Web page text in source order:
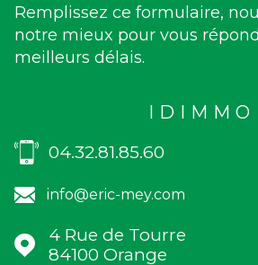
Remplissez ce formulaire,
notre mieux pour vous
meilleurs délais.
IDIMMO
04.32.81.85.60
info@eric-mey.com
4 Rue de Tourre
84100
Orange